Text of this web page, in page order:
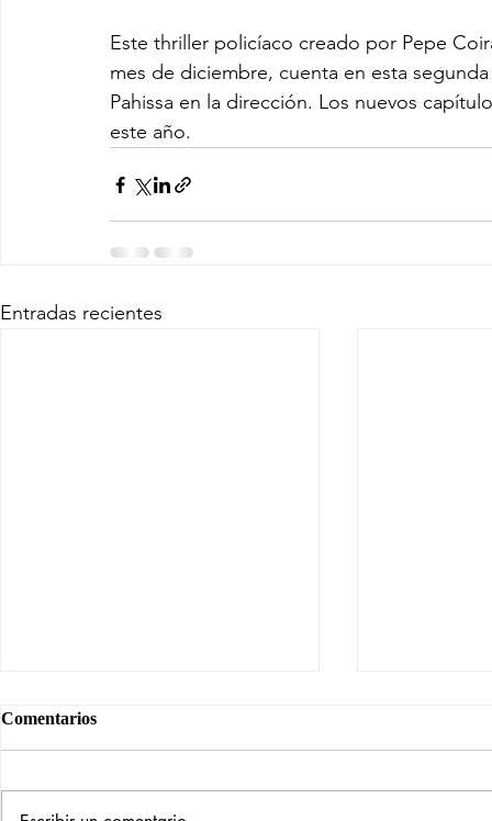
Este thriller policíaco creado por Pepe
mes de diciembre, cuenta en esta
Pahissa en la dirección. Los nuevos
este año.
Entradas recientes
Comentarios